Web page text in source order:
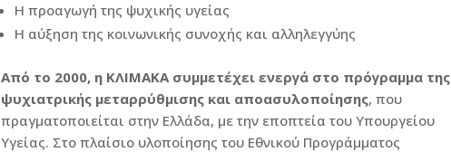
Η προαγωγή της ψυχικής υγείας
Η αύξηση της κοινωνικής συνοχής και αλληλεγγύης
Από το 2000, η ΚΛΙΜΑΚΑ συμμετέχει ενεργά στο πρόγραμμα της
ψυχιατρικής μεταρρύθμισης και αποασυλοποίησης, που
πραγματοποιείται στην Ελλάδα, με την εποπτεία του Υπουργείου
Υγείας. Στο πλαίσιο υλοποίησης του Εθνικού Προγράμματος